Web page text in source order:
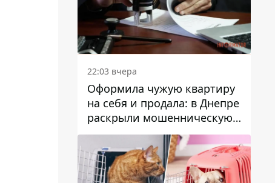
22:03 вчера
Оформила чужую квартиру
на себя и продала: в Днепре
раскрыли мошенническую
схему с недвижимостью